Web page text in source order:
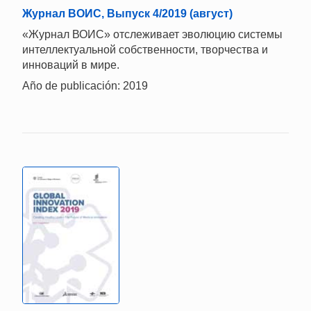
Журнал ВОИС, Выпуск 4/2019 (август)
«Журнал ВОИС» отслеживает эволюцию системы
интеллектуальной собственности, творчества и
инноваций в мире.
Año de publicación: 2019